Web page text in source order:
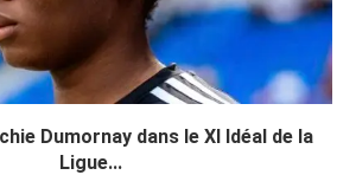
Dumornay dans le XI Idéal de la
Ligue...